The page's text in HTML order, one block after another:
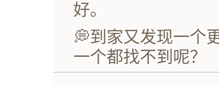
好。
💭到家又发现一个
一个都找不到呢？